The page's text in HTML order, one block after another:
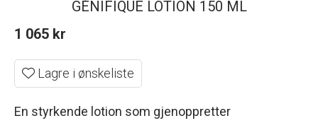
GÉNIFIQUE LOTION 150 ML
1 065 kr
Lagre i ønskeliste
En styrkende lotion som gjenoppretter